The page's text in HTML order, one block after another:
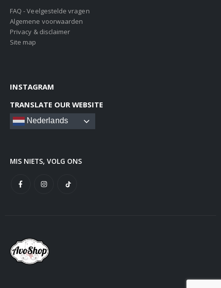
FAQ - Veelgestelde vragen
Algemene voorwaarden
Privacy & disclaimer
Site map
INSTAGRAM
TRANSLATE OUR WEBSITE
Nederlands
MIS NIETS, VOLG ONS